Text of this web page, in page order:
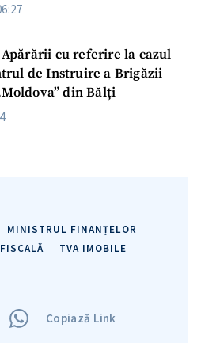
cu referire la cazul
de Instruire a Brigăzii
din Bălți
MINISTRUL FINANȚELOR
TVA IMOBILE
Copiază Link